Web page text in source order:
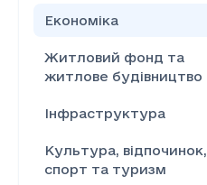
Економіка
Житловий фонд та
житлове будівництво
Інфраструктура
Культура, відпочинок,
спорт та туризм